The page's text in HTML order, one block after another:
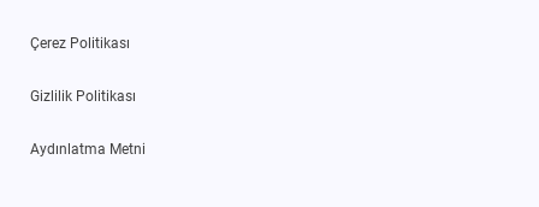
Çerez Politikası
Gizlilik Politikası
Aydınlatma Metni